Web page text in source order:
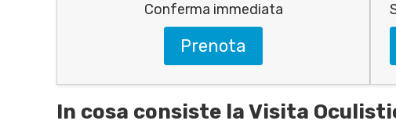
Conferma immediata
Prenota
In cosa consiste la Visita